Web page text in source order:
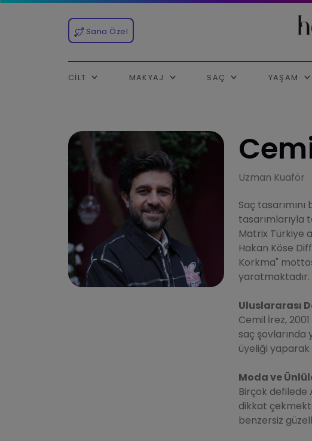
Sana Özel
CILT MAKYAJ SAÇ YAŞAM
Uzman Kuaför
Saç
tasarımlarıyla
Matrix Türkiye
Hakan Köse
Korkma"
yaratmaktadır.
Uluslararası
Cemil İrez,
saç şovlarında
üyeliği
Moda ve
Birçok defilede
dikkat
benzersiz